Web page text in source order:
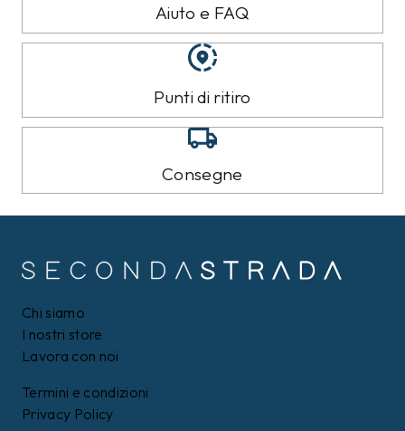
Aiuto e FAQ
Punti di ritiro
Consegne
Chi siamo
I nostri store
Lavora con noi
Termini e condizioni
Privacy Policy